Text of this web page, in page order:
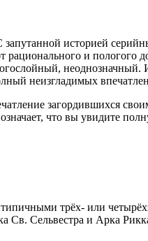
историей
и пологого
неоднозначный.
неизгладимых
загордившихся
что вы увидите
трёх- или
Св. Сельвестра и Арка